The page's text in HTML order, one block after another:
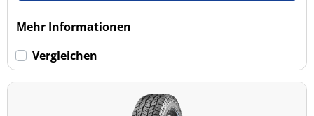
Mehr Informationen
Vergleichen